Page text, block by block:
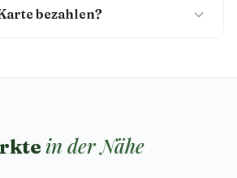
bezahlen?
in der Nähe